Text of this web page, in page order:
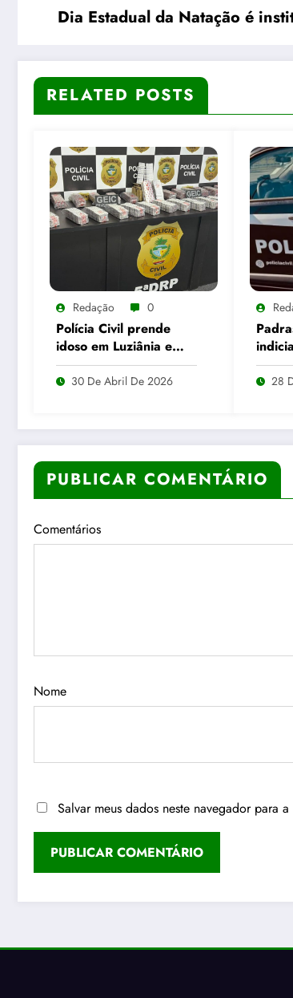
Dia Estadual da Natação é
RELATED POSTS
Redação 0
Polícia Civil prende
idoso em Luziânia e
apreende mais de 26
mil “rebites”
30 De Abril De 2026
de
com28
PUBLICAR COMENTÁRIO
Comentários
Nome
Salvar meus dados neste navegador para